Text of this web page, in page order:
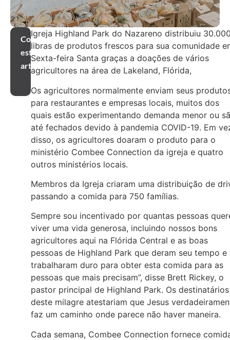
Compartilhar
este
artigo
Igreja Highland Park do Nazareno distribuiu
libras de produtos frescos para sua comunidade
Sexta-feira Santa graças a doações de vários
agricultores na área de Lakeland, Flórida,
Os agricultores normalmente enviam seus
para restaurantes e empresas locais, muitos dos
quais estão experimentando demanda menor ou
até fechados devido à pandemia COVID-19. Em
disso, os agricultores doaram o produto para o
ministério Combee Connection da igreja e quatro
outros ministérios locais.
Membros da Igreja criaram uma distribuição de
passando a comida para 750 famílias.
Sempre sou incentivado por quantas pessoas
viver uma vida generosa, incluindo nossos bons
agricultores aqui na Flórida Central e as boas
pessoas de Highland Park que deram seu tempo e
trabalharam duro para obter esta comida para as
pessoas que mais precisam”, disse Brett Rickey, o
pastor principal de Highland Park. Os destinatários
deste milagre atestariam que Jesus
faz um caminho onde parece não haver maneira.
Cada semana, Combee Connection fornece